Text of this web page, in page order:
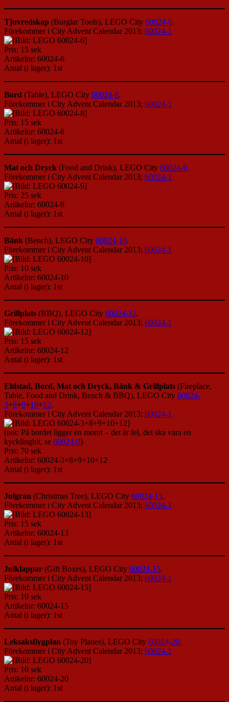
Tjuvredskap (Burglar Tools), LEGO City 60024-6.
Förekommer i City Advent Calendar 2013; 60024-1
Pris: 15 sek
Artikelnr: 60024-6
Antal (i lager): 1st
Bord (Table), LEGO City 60024-8.
Förekommer i City Advent Calendar 2013; 60024-1
Pris: 15 sek
Artikelnr: 60024-8
Antal (i lager): 1st
Mat och Dryck (Food and Drink), LEGO City 60024-9.
Förekommer i City Advent Calendar 2013; 60024-1
Pris: 25 sek
Artikelnr: 60024-9
Antal (i lager): 1st
Bänk (Bench), LEGO City 60024-10.
Förekommer i City Advent Calendar 2013; 60024-1
Pris: 10 sek
Artikelnr: 60024-10
Antal (i lager): 1st
Grillplats (BBQ), LEGO City 60024-12.
Förekommer i City Advent Calendar 2013; 60024-1
Pris: 15 sek
Artikelnr: 60024-12
Antal (i lager): 1st
Eldstad, Bord, Mat och Dryck, Bänk & Grillplats (Fireplace,
Table, Food and Drink, Bench & BBQ), LEGO City 60024-
3+8+9+10+12.
Förekommer i City Advent Calendar 2013; 60024-1
(not: På bordet ligger en morot – det är fel, det ska vara en
kycklingbit, se 60024-9)
Pris: 70 sek
Artikelnr: 60024-3+8+9+10+12
Antal (i lager): 1st
Julgran (Christmas Tree), LEGO City 60024-13.
Förekommer i City Advent Calendar 2013; 60024-1
Pris: 15 sek
Artikelnr: 60024-13
Antal (i lager): 1st
Julklappar (Gift Boxes), LEGO City 60024-15.
Förekommer i City Advent Calendar 2013; 60024-1
Pris: 10 sek
Artikelnr: 60024-15
Antal (i lager): 1st
Leksaksflygplan (Toy Planes), LEGO City 60024-20.
Förekommer i City Advent Calendar 2013; 60024-1
Pris: 10 sek
Artikelnr: 60024-20
Antal (i lager): 1st